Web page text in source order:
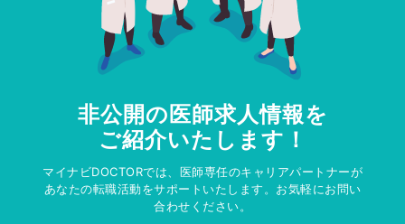
非公開の医師求人情報を
ご紹介いたします！
マイナビDOCTORでは、医師専任のキャリアパートナーが
あなたの転職活動をサポートいたします。お気軽にお問い
合わせください。